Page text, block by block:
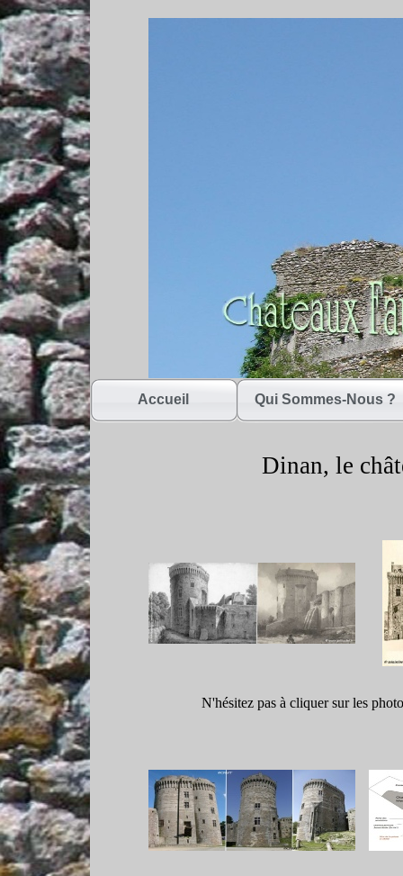
Accueil Qui Sommes-Nous ?
Dinan, le
N'hésitez pas à cliquer sur les